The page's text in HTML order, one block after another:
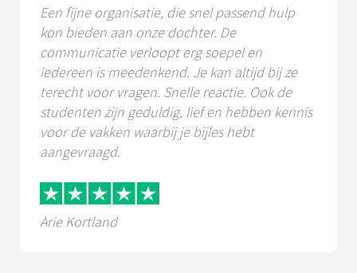
Een fijne organisatie, die snel passend hulp
kon bieden aan onze dochter. De
communicatie verloopt erg soepel en
iedereen is meedenkend. Je kan altijd bij ze
terecht voor vragen. Snelle reactie. Ook de
studenten zijn geduldig, lief en hebben kennis
voor de vakken waarbij je bijles hebt
aangevraagd.
Arie Kortland